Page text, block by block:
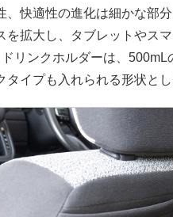
、快適性の進化は細かな部
を拡大し、タブレットやス
リンクホルダーは、500mL
タイプも入れられる形状とし